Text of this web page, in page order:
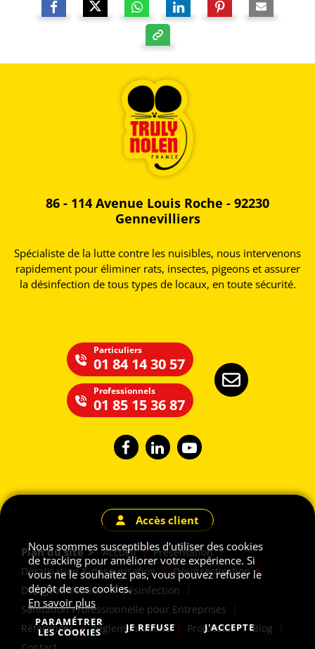
Nous sommes susceptibles d'utiliser des cookies
de tracking pour améliorer votre expérience. Si
vous ne le souhaitez pas, vous pouvez refuser le
dépôt de ces cookies.
En savoir plus
PARAMÉTRER
LES COOKIES
JE REFUSE J'ACCEPTE
86 - 114 Avenue Louis Roche - 92230
Gennevilliers
Spécialiste de la lutte contre les nuisibles, nous intervenons
rapidement pour éliminer rats, insectes, pigeons et assurer
la désinfection de tous types de locaux, en toute sécurité.
Particuliers
01 84 14 30 57
Professionnels
01 85 15 36 87
Plan du site Accueil
Présentation
Dératisation & désourisation
Désinsectisation
Dépigeonnisation
Désinfection
Sanitation Professionnelle pour Entreprises
Références
Règlementations Protocoles
Blog
Accès client